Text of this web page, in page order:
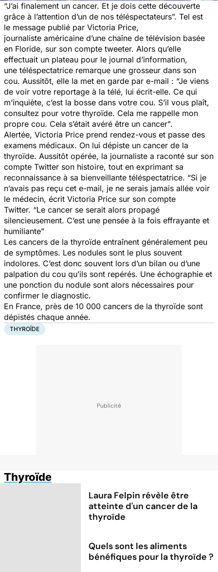
“J’ai finalement un cancer. Et je dois cette découverte
grâce à l’attention d’un de nos téléspectateurs”. Tel est
le message publié par Victoria Price,
journaliste américaine d’une chaîne de télévision basée
en Floride, sur son compte tweeter. Alors qu’elle
effectuait un plateau pour le journal d’information,
une téléspectatrice remarque une grosseur dans son
cou. Aussitôt, elle la met en garde par e-mail : “Je viens
de voir votre reportage à la télé, lui écrit-elle. Ce qui
m’inquiète, c’est la bosse dans votre cou. S’il vous plaît,
consultez pour votre thyroïde. Cela me rappelle mon
propre cou. Cela s’était avéré être un cancer".
Alertée, Victoria Price prend rendez-vous et passe des
examens médicaux. On lui dépiste un cancer de la
thyroïde. Aussitôt opérée, la journaliste a raconté sur son
compte Twitter son histoire, tout en exprimant sa
reconnaissance à sa bienveillante téléspectatrice. “Si je
n’avais pas reçu cet e-mail, je ne serais jamais allée voir
le médecin, écrit Victoria Price sur son compte
Twitter. “Le cancer se serait alors propagé
silencieusement. C’est une pensée à la fois effrayante et
humiliante”
Les cancers de la thyroïde entraînent généralement peu
de symptômes. Les nodules sont le plus souvent
indolores. C’est donc souvent lors d’un bilan ou d’une
palpation du cou qu’ils sont repérés. Une échographie et
une ponction du nodule sont alors nécessaires pour
confirmer le diagnostic.
En France, près de 10 000 cancers de la thyroïde sont
dépistés chaque année.
THYROÏDE
Thyroïde
Laura Felpin révèle être
atteinte d'un cancer de la
thyroïde
Quels sont les aliments
bénéfiques pour la thyroïde ?